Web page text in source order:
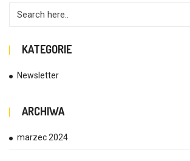
KATEGORIE
Newsletter
ARCHIWA
marzec 2024